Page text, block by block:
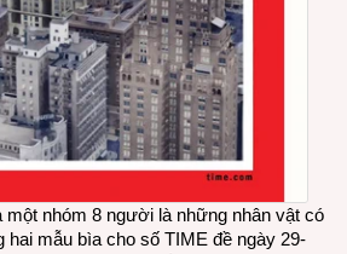
một nhóm 8 người là những nhân vật có
hai mẫu bìa cho số TIME đề ngày 29-